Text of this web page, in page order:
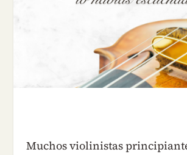
Muchos violinistas